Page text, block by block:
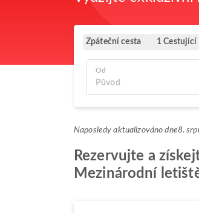
Zpáteční cesta 1 Cestující
Od
Naposledy aktualizováno dne8.
Rezervujte a
Mezinárodní